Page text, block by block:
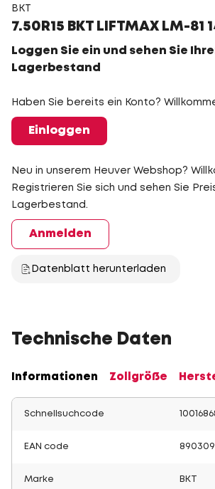
BKT
7.50R15 BKT LIFTMAX LM-81
Loggen Sie ein und sehen Sie
Lagerbestand
Haben Sie bereits ein Konto?
Einloggen
Neu in unserem Heuver Webshop?
Registrieren Sie sich und sehen Sie
Lagerbestand.
Anmelden
Datenblatt herunterladen
Technische Daten
Informationen Zollgröße
Schnellsuchcode
EAN code
Marke BKT